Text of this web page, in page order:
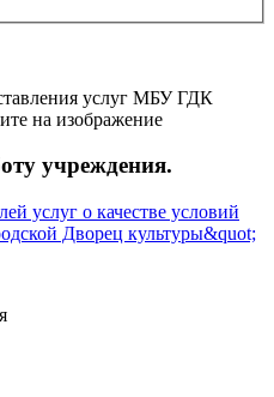
услуг МБУ ГДК
на изображение
учреждения.